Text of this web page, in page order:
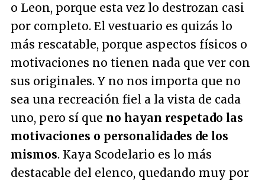
o Leon, porque esta vez lo destrozan casi
por completo. El vestuario es quizás lo
más rescatable, porque aspectos físicos o
motivaciones no tienen nada que ver con
sus originales. Y no nos importa que no
sea una recreación fiel a la vista de cada
uno, pero sí que no hayan respetado las
motivaciones o personalidades de los
mismos. Kaya Scodelario es lo más
destacable del elenco, quedando muy por